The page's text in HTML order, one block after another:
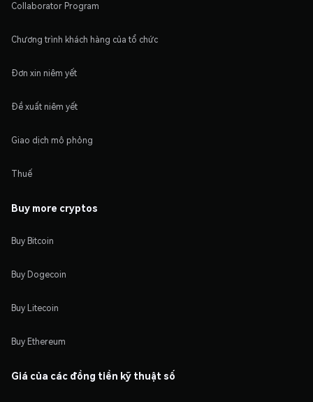
Collaborator Program
Chương trình khách hàng của tổ chức
Đơn xin niêm yết
Đề xuất niêm yết
Giao dịch mô phỏng
Thuế
Buy more cryptos
Buy Bitcoin
Buy Dogecoin
Buy Litecoin
Buy Ethereum
Giá của các đồng tiền kỹ thuật số